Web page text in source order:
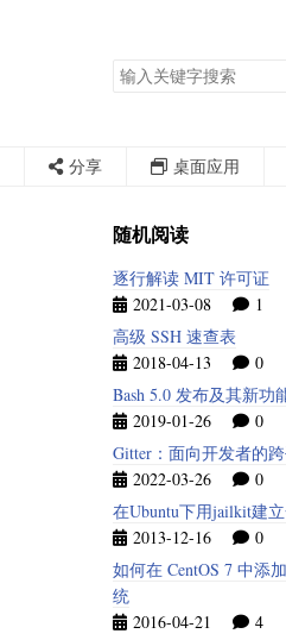
搜
索
分享 桌面应用
随机阅读
逐行解读 MIT 许可证
2021-03-08
1
高级 SSH 速查表
2018-04-13
0
Bash 5.0 发布及其新功
2019-01-26
0
Gitter：面向开发者的
2022-03-26
0
在Ubuntu下用jailkit建
2013-12-16
0
如何在 CentOS 7 中添
统
2016-04-21
4